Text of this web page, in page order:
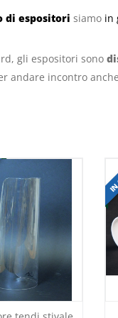
di espositori siamoin
gli espositori sono
andare incontro